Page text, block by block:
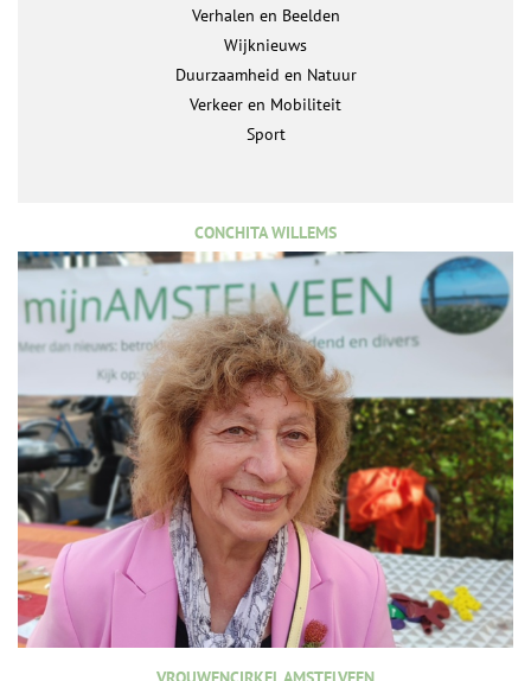
Verhalen en Beelden
Wijknieuws
Duurzaamheid en Natuur
Verkeer en Mobiliteit
Sport
CONCHITA WILLEMS